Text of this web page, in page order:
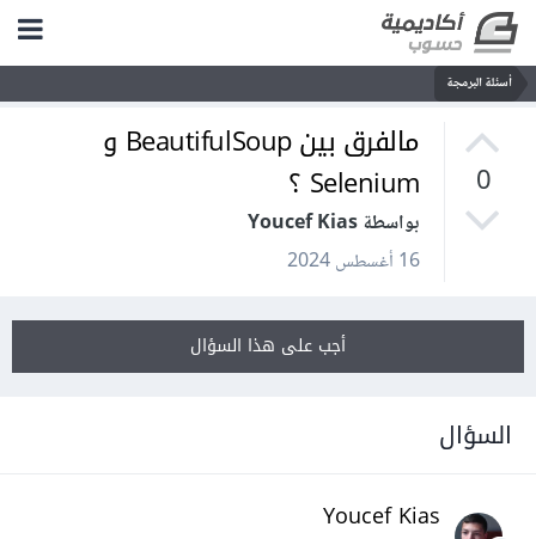
أسئلة البرمجة
0
مالفرق بين BeautifulSoup و
Selenium ؟
بواسطة Youcef Kias
16 أغسطس 2024
أجب على هذا السؤال
السؤال
Youcef Kias